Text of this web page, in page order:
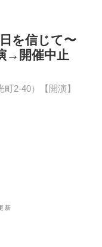
を信じて〜
→開催中止
2-40）【開演】
新